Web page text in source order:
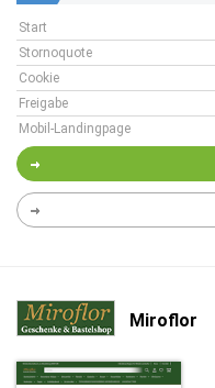
Start
Stornoquote
Cookie
Freigabe
Mobil-Landingpage
Miroflor